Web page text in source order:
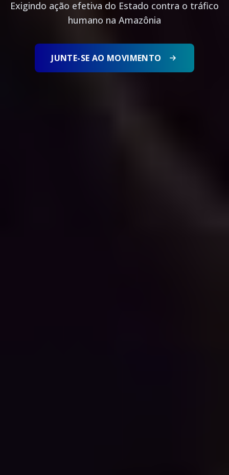
Exigindo ação efetiva do Estado contra o tráfico
humano na Amazônia
JUNTE-SE AO MOVIMENTO